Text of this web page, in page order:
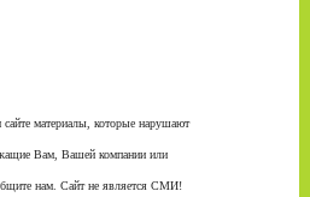
материалы, которые нарушают
Вам, Вашей компании или
нам. Сайт не является СМИ!